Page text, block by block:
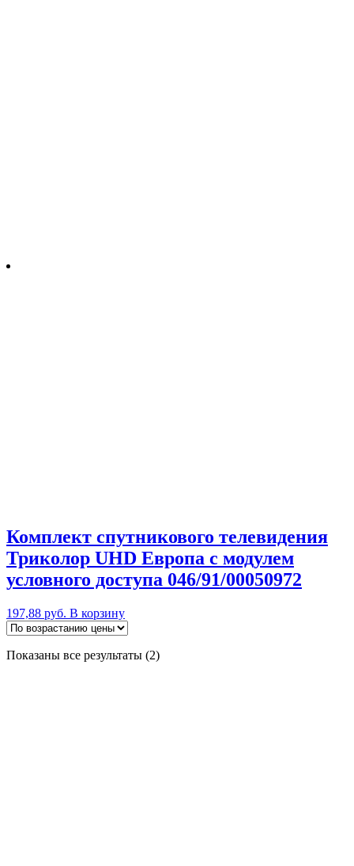
Комплект спутникового телевидения
Триколор UHD Европа с модулем
условного доступа 046/91/00050972
197,88 руб. В корзину
Показаны все результаты (2)Цены: